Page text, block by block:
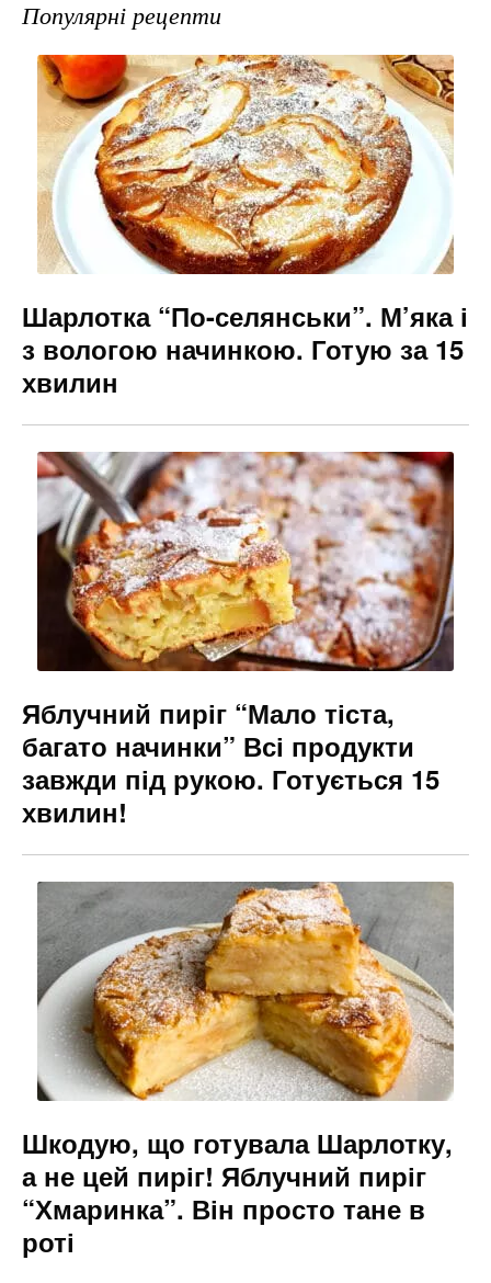
e
b
o
o
k
gr
a
m
e
n
g
er
Популярні рецепти
Шарлотка “По-селянськи”. М’яка і
з вологою начинкою. Готую за 15
хвилин
Яблучний пиріг “Мало тіста,
багато начинки” Всі продукти
завжди під рукою. Готується 15
хвилин!
Шкодую, що готувала Шарлотку,
а не цей пиріг! Яблучний пиріг
“Хмаринка”. Він просто тане в
роті